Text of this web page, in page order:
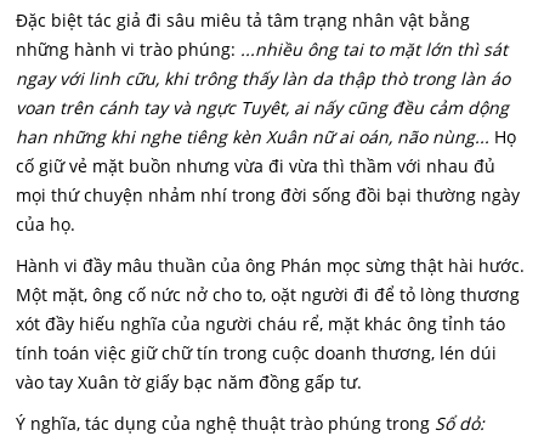
Đặc biệt tác giả đi sâu miêu tả tâm trạng nhân vật bằng
những hành vi trào phúng: ...nhiều ông tai to mặt lớn thì sát
ngay với linh cữu, khi trông thấy làn da thập thò trong làn áo
voan trên cánh tay và ngực Tuyêt, ai nấy cũng đều cảm dộng
han những khi nghe tiêng kèn Xuân nữ ai oán, não nùng... Họ
cố giữ vẻ mặt buồn nhưng vừa đi vừa thì thầm với nhau đủ
mọi thứ chuyện nhảm nhí trong đời sống đồi bại thường ngày
của họ.
Hành vi đầy mâu thuần của ông Phán mọc sừng thật hài hước.
Một mặt, ông cố nức nở cho to, oặt người đi để tỏ lòng thương
xót đầy hiếu nghĩa của người cháu rể, mặt khác ông tỉnh táo
tính toán việc giữ chữ tín trong cuộc doanh thương, lén dúi
vào tay Xuân tờ giấy bạc năm đồng gấp tư.
Ý nghĩa, tác dụng của nghệ thuật trào phúng trong Sổ dỏ: